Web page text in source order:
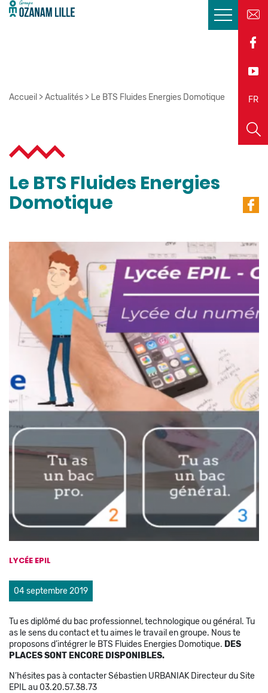
FR
EN
Accueil >Actualités > Le BTS Fluides Energies Domotique
Le BTS Fluides Energies
Domotique
LYCÉE EPIL
04 septembre 2019
Tu es diplômé du bac professionnel, technologique ou général. Tu
as le sens du contact et tu aimes le travail en groupe. Nous te
proposons d’intégrer le BTS Fluides Energies Domotique. DES
PLACES SONT ENCORE DISPONIBLES.
N’hésites pas à contacter Sébastien URBANIAK Directeur du Site
EPIL au 03.20.57.38.73